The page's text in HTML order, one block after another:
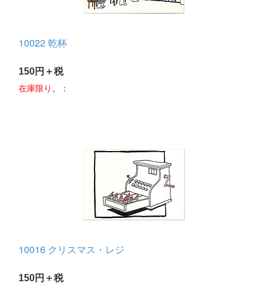
10022 乾杯
150円＋税
在庫限り。：
10016 クリスマス・レジ
150円＋税